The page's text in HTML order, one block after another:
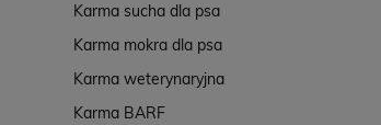
Karma sucha dla psa
Karma mokra dla psa
Karma weterynaryjna
Karma BARF